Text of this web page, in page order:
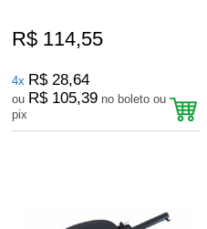
R$ 114,55
4x R$ 28,64
ou R$ 105,39 no boleto ou
pix